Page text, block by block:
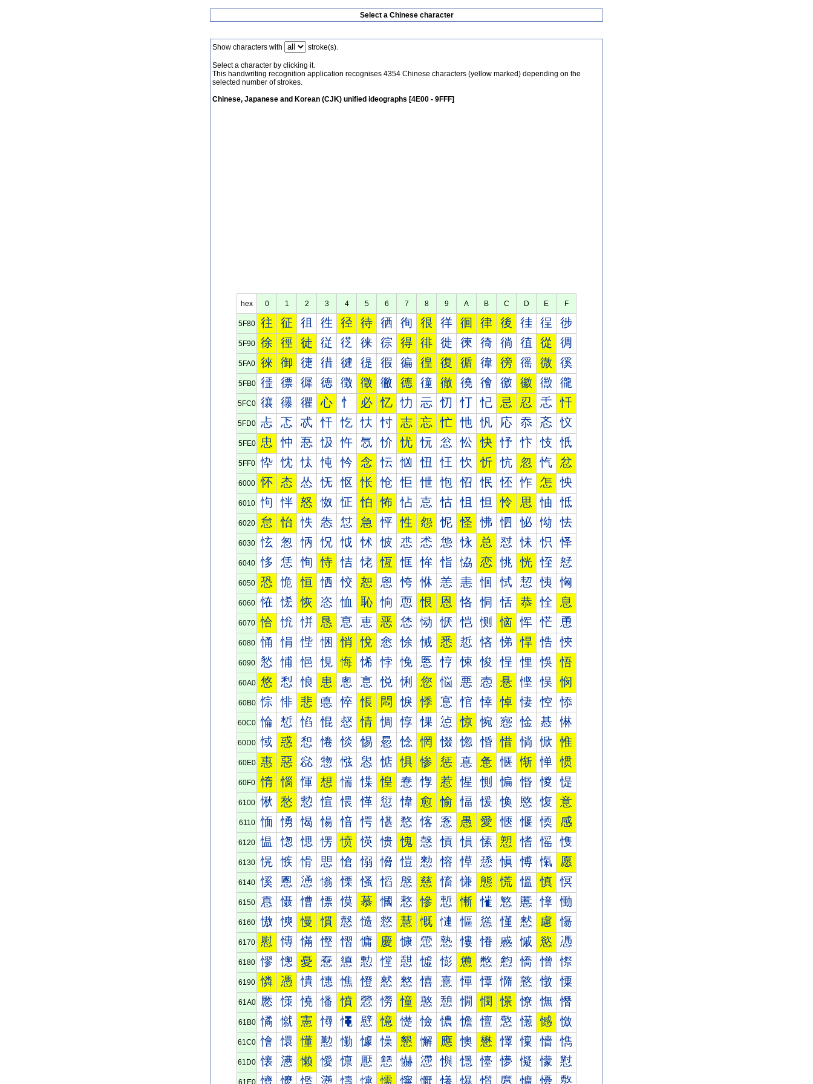
Select a Chinese character
Show characters with stroke(s).
Select a character by clicking it.
This handwriting recognition application recognises 4354 Chinese characters (yellow marked) depending on the
selected number of strokes.
Chinese, Japanese and Korean (CJK) unified ideographs [4E00 - 9FFF]
hex 0 1 2 3 4 5 6 7 8 9 A B C D E F
5F80 往 征 徂 徃 径 待 徆 徇 很 徉 徊 律 後 徍 徎 徏
5F90 徐 徑 徒 従 徔 徕 徖 得 徘 徙 徚 徛 徜 徝 從 徟
5FA0 徠 御 徢 徣 徤 徥 徦 徧 徨 復 循 徫 徬 徭 微 徯
5FB0 徰 徱 徲 徳 徴 徵 徶 德 徸 徹 徺 徻 徼 徽 徾 徿
5FC0 忀 忁 忂 心 忄 必 忆 忇 忈 忉 忊 忋 忌 忍 忎 忏
5FD0 忐 忑 忒 忓 忔 忕 忖 志 忘 忙 忚 忛 応 忝 忞 忟
5FE0 忠 忡 忢 忣 忤 忥 忦 忧 忨 忩 忪 快 忬 忭 忮 忯
5FF0 忰 忱 忲 忳 忴 念 忶 忷 忸 忹 忺 忻 忼 忽 忾 忿
6000 怀 态 怂 怃 怄 怅 怆 怇 怈 怉 怊 怋 怌 怍 怎 怏
6010 怐 怑 怒 怓 怔 怕 怖 怗 怘 怙 怚 怛 怜 思 怞 怟
6020 怠 怡 怢 怣 怤 急 怦 性 怨 怩 怪 怫 怬 怭 怮 怯
6030 怰 怱 怲 怳 怴 怵 怶 怷 怸 怹 怺 总 怼 怽 怾 怿
6040 恀 恁 恂 恃 恄 恅 恆 恇 恈 恉 恊 恋 恌 恍 恎 恏
6050 恐 恑 恒 恓 恔 恕 恖 恗 恘 恙 恚 恛 恜 恝 恞 恟
6060 恠 恡 恢 恣 恤 恥 恦 恧 恨 恩 恪 恫 恬 恭 恮 息
6070 恰 恱 恲 恳 恴 恵 恶 恷 恸 恹 恺 恻 恼 恽 恾 恿
6080 悀 悁 悂 悃 悄 悅 悆 悇 悈 悉 悊 悋 悌 悍 悎 悏
6090 悐 悑 悒 悓 悔 悕 悖 悗 悘 悙 悚 悛 悜 悝 悞 悟
60A0 悠 悡 悢 患 悤 悥 悦 悧 您 悩 悪 悫 悬 悭 悮 悯
60B0 悰 悱 悲 悳 悴 悵 悶 悷 悸 悹 悺 悻 悼 悽 悾 悿
60C0 惀 惁 惂 惃 惄 情 惆 惇 惈 惉 惊 惋 惌 惍 惎 惏
60D0 惐 惑 惒 惓 惔 惕 惖 惗 惘 惙 惚 惛 惜 惝 惞 惟
60E0 惠 惡 惢 惣 惤 惥 惦 惧 惨 惩 惪 惫 惬 惭 惮 惯
60F0 惰 惱 惲 想 惴 惵 惶 惷 惸 惹 惺 惻 惼 惽 惾 惿
6100 愀 愁 愂 愃 愄 愅 愆 愇 愈 愉 愊 愋 愌 愍 愎 意
6110 愐 愑 愒 愓 愔 愕 愖 愗 愘 愙 愚 愛 愜 愝 愞 感
6120 愠 愡 愢 愣 愤 愥 愦 愧 愨 愩 愪 愫 愬 愭 愮 愯
6130 愰 愱 愲 愳 愴 愵 愶 愷 愸 愹 愺 愻 愼 愽 愾 愿
6140 慀 慁 慂 慃 慄 慅 慆 慇 慈 慉 慊 態 慌 慍 慎 慏
6150 慐 慑 慒 慓 慔 慕 慖 慗 慘 慙 慚 慛 慜 慝 慞 慟
6160 慠 慡 慢 慣 慤 慥 慦 慧 慨 慩 慪 慫 慬 慭 慮 慯
6170 慰 慱 慲 慳 慴 慵 慶 慷 慸 慹 慺 慻 慼 慽 慾 慿
6180 憀 憁 憂 憃 憄 憅 憆 憇 憈 憉 憊 憋 憌 憍 憎 憏
6190 憐 憑 憒 憓 憔 憕 憖 憗 憘 憙 憚 憛 憜 憝 憞 憟
61A0 憠 憡 憢 憣 憤 憥 憦 憧 憨 憩 憪 憫 憬 憭 憮 憯
61B0 憰 憱 憲 憳 憴 憵 憶 憷 憸 憹 憺 憻 憼 憽 憾 憿
61C0 懀 懁 懂 懃 懄 懅 懆 懇 懈 應 懊 懋 懌 懍 懎 懏
61D0 懐 懑 懒 懓 懔 懕 懖 懗 懘 懙 懚 懛 懜 懝 懞 懟
61E0 懠 懡 懢 懣 懤 懥 懦 懧 懨 懩 懪 懫 懬 懭 懮 懯